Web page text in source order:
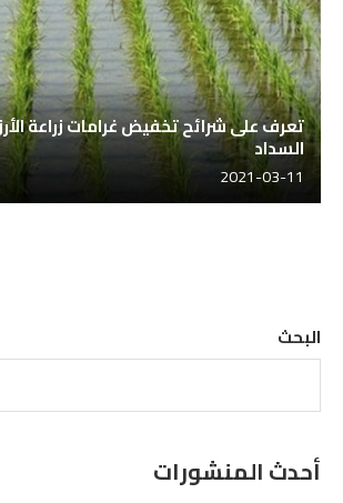
تعرف على شرائح تخفيض غرامات زراعة
السداد
2021-03-11
البحث
أحدث المنشورات